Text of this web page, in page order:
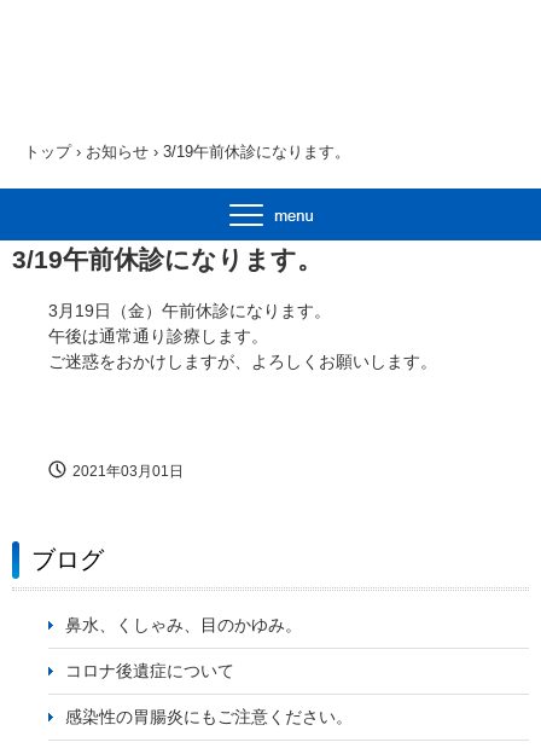
トップ › お知らせ › 3/19午前休診になります。
3/19午前休診になります。
3月19日（金）午前休診になります。
午後は通常通り診療します。
ご迷惑をおかけしますが、よろしくお願いします。
2021年03月01日
ブログ
鼻水、くしゃみ、目のかゆみ。
コロナ後遺症について
感染性の胃腸炎にもご注意ください。